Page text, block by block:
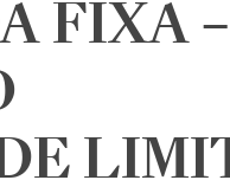
FIXA –